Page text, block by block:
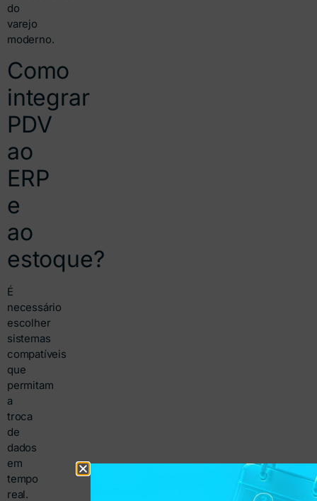
do
varejo
moderno.
Como
integrar
PDV
ao
ERP
e
ao
estoque?
É
necessário
escolher
sistemas
compatíveis
que
permitam
a
troca
de
dados
em
tempo
real.